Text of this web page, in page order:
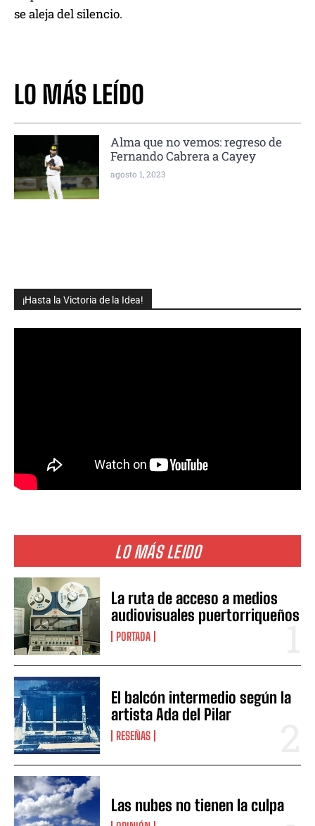
¡Hasta la Victoria de la Idea!
LO MÁS LEIDO
La ruta de acceso a medios
audiovisuales puertorriqueños
PORTADA
El balcón intermedio según la
artista Ada del Pilar
RESEÑAS
Las nubes no tienen la culpa
se aleja del silencio.
LO MÁS LEÍDO
Alma que no vemos: regreso de
Fernando Cabrera a Cayey
agosto 1, 2023